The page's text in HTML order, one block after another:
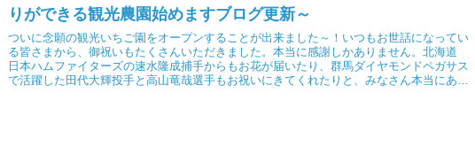
りができる観光農園始めますブログ更新～
ついに念願の観光いちご園をオープンすることが出来ました～！いつもお世話になってい
る皆さまから、御祝いもたくさんいただきました。本当に感謝しかありません。北海道
日本ハムファイターズの速水隆成捕手からもお花が届いたり、群馬ダイヤモンドペガサス
で活躍した田代大輝投手と高山竜哉選手もお祝いにきてくれたりと、みなさん本当にあり